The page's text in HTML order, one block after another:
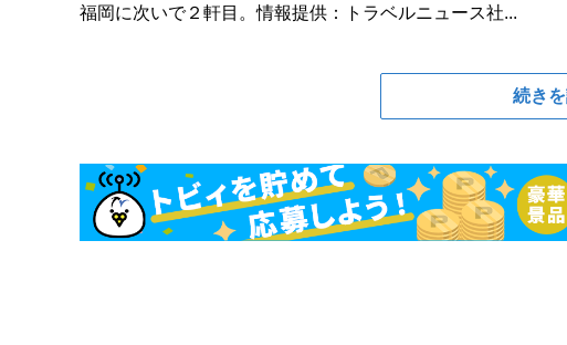
福岡に次いで２軒目。情報提供：トラベルニュース社...
続き